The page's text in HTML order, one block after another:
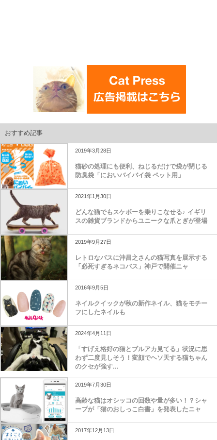
おすすめ記事
2019年3月28日
猫砂の処理にも便利、ねじるだけで袋が閉じる
防臭袋「においバイバイ袋 ペット用」
2021年1月30日
どんな猫でもスケボーを乗りこなせる♪ イギリ
スの雑貨ブランドからユニークな爪とぎが登場
2019年9月27日
レトロなバスに沖昌之さんの猫写真を展示する
「必死すぎるネコバス」神戸で開催ニャ
2016年9月5日
ネイルクイックが秋の新作ネイル、猫をモチー
フにしたネイルも
2024年4月11日
「すげえ格好の猫とブルアカ見てる」状況に思
わず二度見しそう！変顔でヘソ天する猫ちゃん
のクセが強す...
2019年7月30日
高齢な猫はオシッコの回数や量が多い！？シャ
ープが「猫のおしっこ白書」を発表したニャ
2017年12月13日